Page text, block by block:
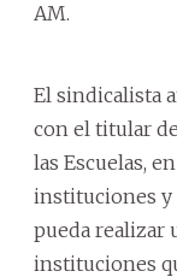
AM.
El sindicalista
con el titular
las Escuelas,
instituciones y
pueda realizar
instituciones